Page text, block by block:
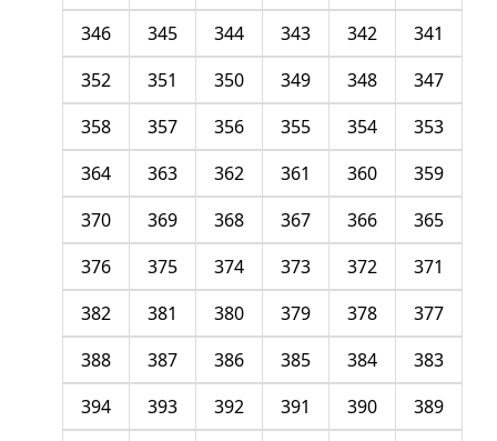
341
342
343
344
345
346
347
348
349
350
351
352
353
354
355
356
357
358
359
360
361
362
363
364
365
366
367
368
369
370
371
372
373
374
375
376
377
378
379
380
381
382
383
384
385
386
387
388
389
390
391
392
393
394